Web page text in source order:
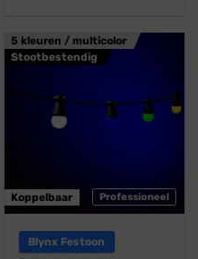
5 kleuren / multicolor
Stootbestendig
Professioneel
Koppelbaar
Blynx Festoon